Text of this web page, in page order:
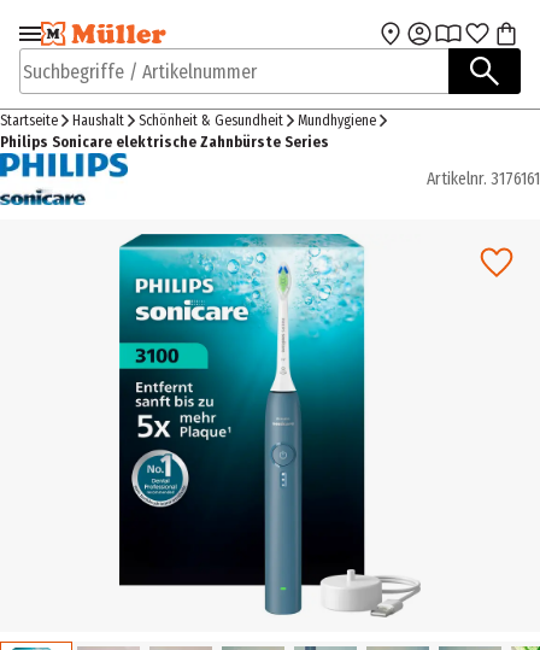
Zur Navigation
springen
Zum Hauptinhalt
Suchbegriffe / Artikelnummer
Startseite Haushalt Schönheit & Gesundheit
Mundhygiene
Philips Sonicare elektrische Zahnbürste Series
Artikelnr. 3176161